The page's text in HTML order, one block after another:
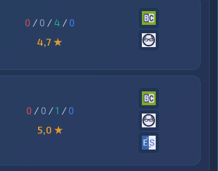
0 / 0 / 4 /0
4,7 ★
0 / 0 /1 /0
5,0 ★